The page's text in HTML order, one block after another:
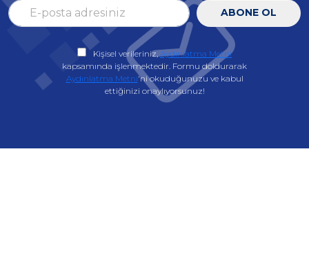
ABONE OL
Kişisel verileriniz,Aydınlatma Metni
kapsamında işlenmektedir. Formu doldurarak
Aydınlatma Metni'ni okuduğunuzu ve kabul
ettiğinizi onaylıyorsunuz!